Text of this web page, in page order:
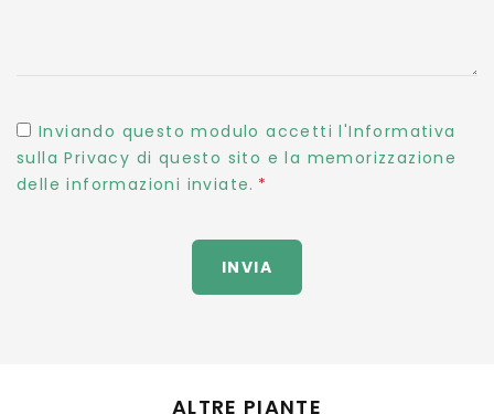
Inviando questo modulo accetti l'Informativa
sulla Privacy di questo sito e la memorizzazione
delle informazioni inviate.
INVIA
ALTRE PIANTE